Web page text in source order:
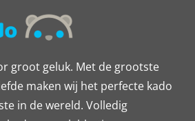
groot geluk. Met de grootste
maken wij het perfecte kado
in de wereld. Volledig